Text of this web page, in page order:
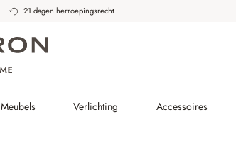
21 dagen herroepingsrecht
Meubels Verlichting Accessoires